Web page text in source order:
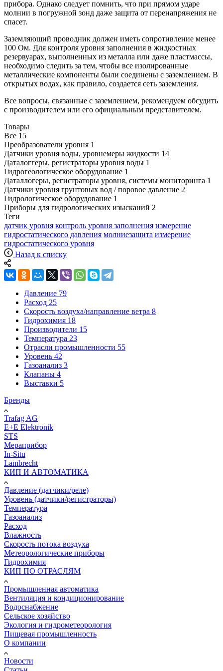
прибора. Однако следует помнить, что при прямом ударе
молнии в погружной зонд даже защита от перенапряжения не
спасет.
Заземляющий проводник должен иметь сопротивление менее
100 Ом. Для контроля уровня заполнения в жидкостных
резервуарах, выполненных из металла или даже пластмассы,
необходимо следить за тем, чтобы все изолированные
металлические компоненты были соединены с заземлением. В
открытых водах, как правило, создается сеть заземления.
Все вопросы, связанные с заземлением, рекомендуем обсудить
с производителем или его официальным представителем.
Товары
Все 15
Преобразователи уровня 1
Датчики уровня воды, уровнемеры жидкости 14
Даталоггеры, регистраторы уровня воды 1
Гидрогеологическое оборудование 1
Даталлогеры, регистраторы уровня, системы мониторинга 1
Датчики уровня грунтовых вод / поровое давление 2
Гидрологическое оборудование 1
Приборы для гидрологических изысканий 2
Теги
датчик уровня контроль уровня заполнения измерение
гидростатического давления молниезащита измерение
гидростатического уровня
Назад к списку
Давление 79
Расход 25
Скорость воздуха/направление ветра 8
Гидрохимия 18
Производители 15
Температура 23
Отрасли промышленности 55
Уровень 42
Газоанализ 3
Клапаны 4
Выставки 5
Бренды
Trafag AG
E+E Elektronik
STS
Мераприбор
In-Situ
Lambrecht
КИП И АВТОМАТИКА
Давление (датчики/реле)
Уровень (датчики/регистраторы)
Температура
Газоанализ
Расход
Влажность
Скорость потока воздуха
Метеорологические приборы
Гидрохимия
КИП ПО ОТРАСЛЯМ
Промышленная автоматика
Вентиляция и кондиционирование
Водоснабжение
Сельское хозяйство
Экология и гидрометеорология
Пищевая промышленность
О компании
Новости